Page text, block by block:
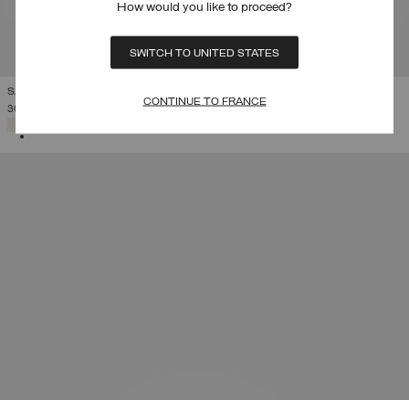
How would you like to proceed?
SWITCH TO UNITED STATES
CONTINUE TO FRANCE
SAC DE SPORT HARVARD MY STYLE BAGS X COLMAR
305,00 €